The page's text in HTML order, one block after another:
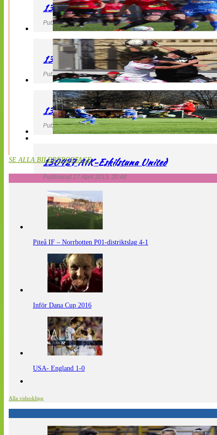
130427 LB 07 – QBIK
Publicerad 27 April 2013, 22:40
130427 IF Limhamn Bunkeflo – QBIK
Publicerad 27 April 2013, 21:10
130427 LdB FC Malmö – Mallbackens IF
Publicerad 27 April 2013, 20:54
130427 AIK-Eskilstuna United
Publicerad 27 April 2013, 20:48
SE ALLA BILDREPORTAGE
Piteå IF – Norrbotten P01-distriktslag 4-1
Inför Dana Cup 2016
USA- England 1-0
Alla videoklipp